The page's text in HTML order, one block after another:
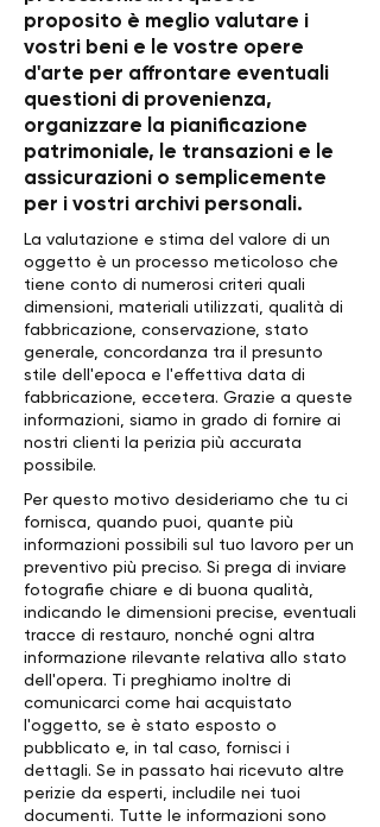
proposito è meglio valutare i
vostri beni e le vostre opere
d'arte per affrontare eventuali
questioni di provenienza,
organizzare la pianificazione
patrimoniale, le transazioni e le
assicurazioni o semplicemente
per i vostri archivi personali.
La valutazione e stima del valore di un
oggetto è un processo meticoloso che
tiene conto di numerosi criteri quali
dimensioni, materiali utilizzati, qualità di
fabbricazione, conservazione, stato
generale, concordanza tra il presunto
stile dell'epoca e l'effettiva data di
fabbricazione, eccetera. Grazie a queste
informazioni, siamo in grado di fornire ai
nostri clienti la perizia più accurata
possibile.
Per questo motivo desideriamo che tu ci
fornisca, quando puoi, quante più
informazioni possibili sul tuo lavoro per un
preventivo più preciso. Si prega di inviare
fotografie chiare e di buona qualità,
indicando le dimensioni precise, eventuali
tracce di restauro, nonché ogni altra
informazione rilevante relativa allo stato
dell'opera. Ti preghiamo inoltre di
comunicarci come hai acquistato
l'oggetto, se è stato esposto o
pubblicato e, in tal caso, fornisci i
dettagli. Se in passato hai ricevuto altre
perizie da esperti, includile nei tuoi
documenti. Tutte le informazioni sono